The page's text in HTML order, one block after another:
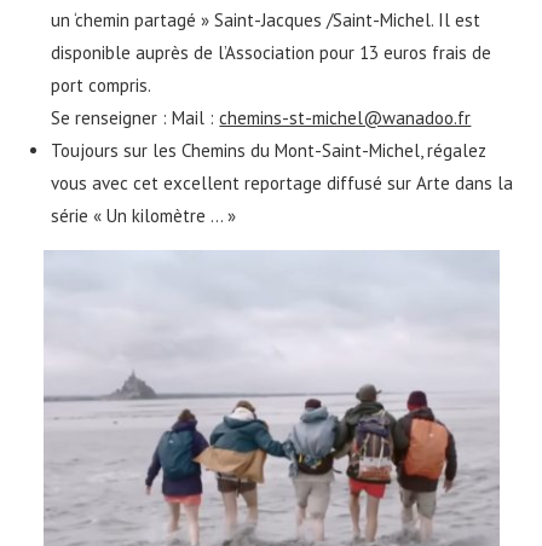
un ‘chemin partagé » Saint-Jacques /Saint-Michel. Il est
disponible auprès de l’Association pour 13 euros frais de
port compris.
Se renseigner : Mail :chemins-st-michel@wanadoo.fr
Toujours sur les Chemins du Mont-Saint-Michel, régalez
vous avec cet excellent reportage diffusé sur Arte dans la
série « Un kilomètre … »